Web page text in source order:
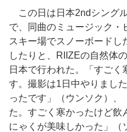
この日は日本2ndシング
で、同曲のミュージック・
スキー場でスノーボードし
したりと、RIIZEの自然体
日本で行われた。「すご
す。撮影は1日中やりまし
ったです」（ウンソク）、
た。すごく寒かったけど飲
にゃくが美味しかった」（